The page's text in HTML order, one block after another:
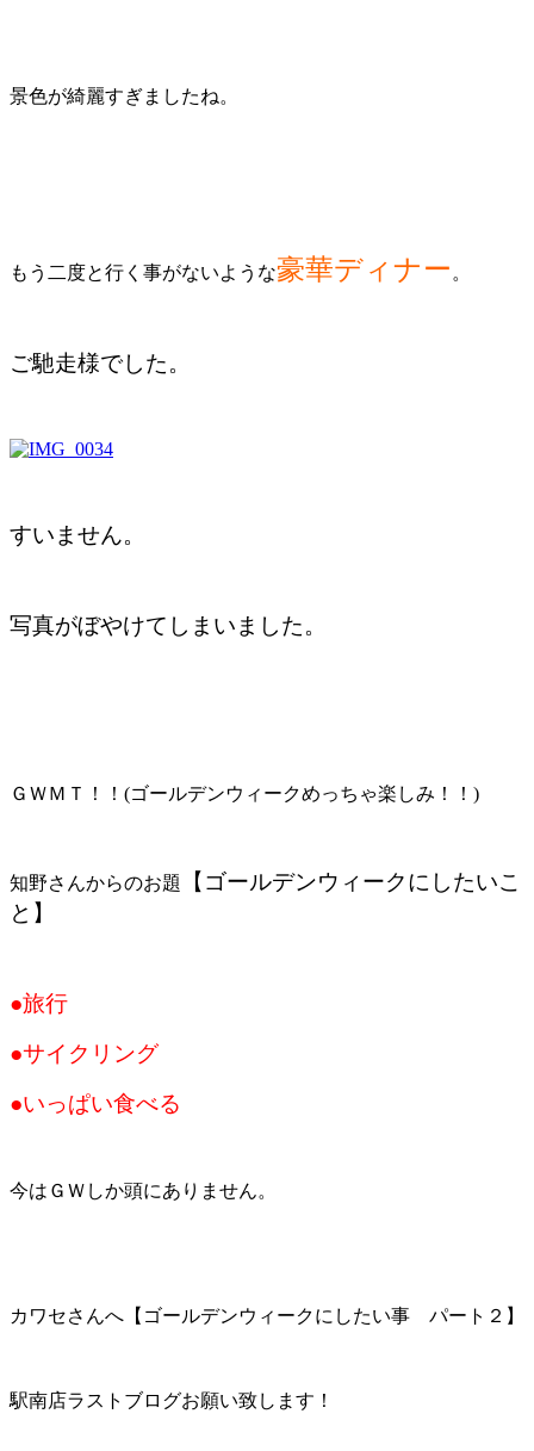
景色が綺麗すぎましたね。
もう二度と行く事がないような豪華ディナー 。
ご馳走様でした。
すいません。
写真がぼやけてしまいました。
ＧＷＭＴ！！(ゴールデンウィークめっちゃ楽しみ！！)
知野さんからのお題
【ゴールデンウィークにしたいこ
と】
●旅行
●サイクリング
●いっぱい食べる
今はＧＷしか頭にありません。
カワセさんへ【ゴールデンウィークにしたい事 パート２】
駅南店ラストブログお願い致します！